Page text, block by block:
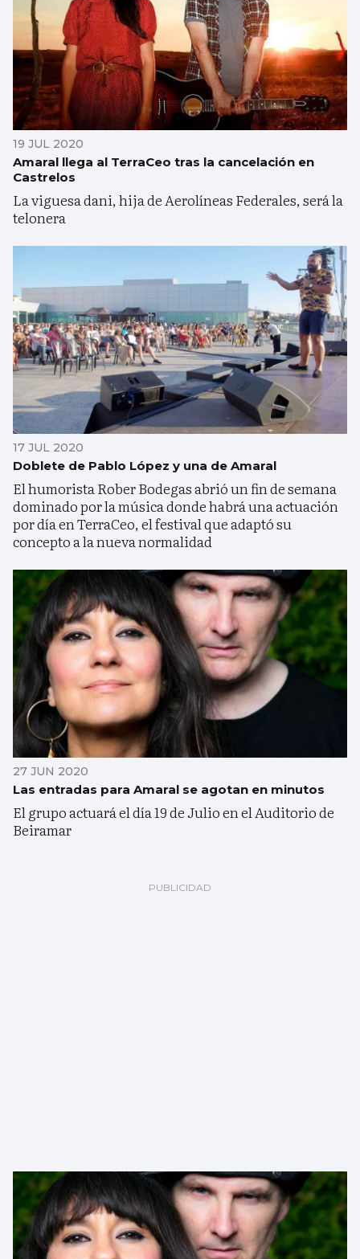
19 JUL 2020
Amaral llega al TerraCeo tras la cancelación en
Castrelos
La viguesa dani, hija de Aerolíneas Federales, será la
telonera
17 JUL 2020
Doblete de Pablo López y una de Amaral
El humorista Rober Bodegas abrió un fin de semana
dominado por la música donde habrá una actuación
por día en TerraCeo, el festival que adaptó su
concepto a la nueva normalidad
27 JUN 2020
Las entradas para Amaral se agotan en minutos
El grupo actuará el día 19 de Julio en el Auditorio de
Beiramar